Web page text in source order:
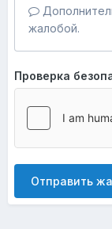
жалобой.
Проверка
Отправить